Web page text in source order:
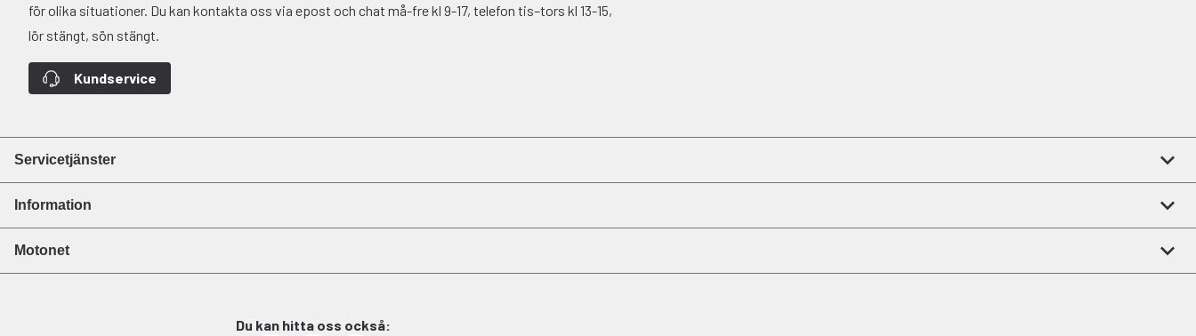
för olika situationer. Du kan kontakta oss via epost och chat må-fre kl 9-17, telefon tis–tors kl 13-15,
lör stängt, sön stängt.
Kundservice
Servicetjänster
Information
Motonet
Du kan hitta oss också: